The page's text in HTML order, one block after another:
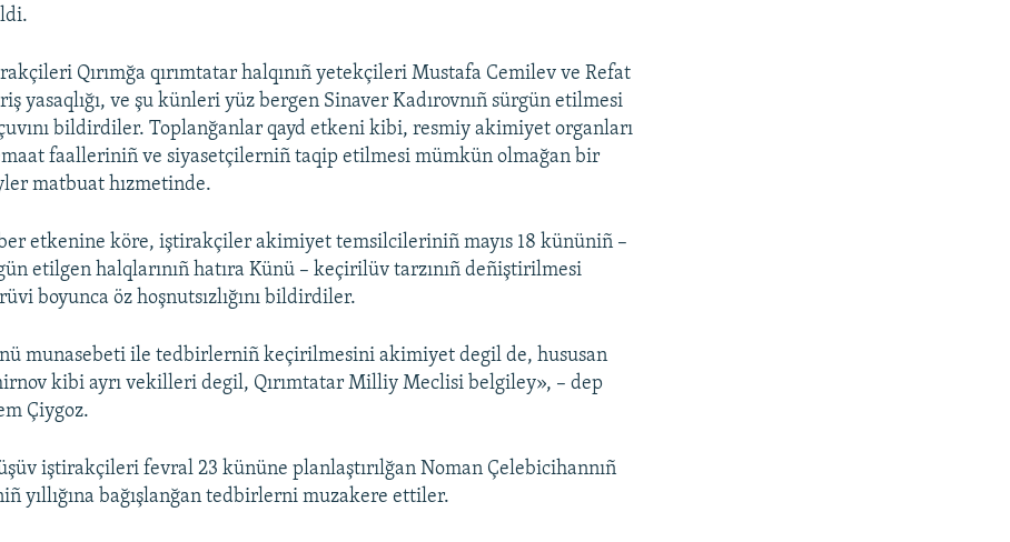
Qırımğa qırımtatar halqınıñ yetekçileri Mustafa Cemilev ve Refat
yasaqlığı, ve şu künleri yüz bergen Sinaver Kadırovnıñ sürgün etilmesi
bildirdiler. Toplanğanlar qayd etkeni kibi, resmiy akimiyet organları
faalleriniñ ve siyasetçilerniñ taqip etilmesi mümkün olmağan bir
matbuat hızmetinde.
etkenine köre, iştirakçiler akimiyet temsilcileriniñ mayıs 18 kününiñ –
etilgen halqlarınıñ hatıra Künü – keçirilüv tarzınıñ deñiştirilmesi
boyunca öz hoşnutsızlığını bildirdiler.
munasebeti ile tedbirlerniñ keçirilmesini akimiyet degil de, hususan
kibi ayrı vekilleri degil, Qırımtatar Milliy Meclisi belgiley», – dep
Çiygoz.
iştirakçileri fevral 23 kününe planlaştırılğan Noman Çelebicihannıñ
yıllığına bağışlanğan tedbirlerni muzakere ettiler.